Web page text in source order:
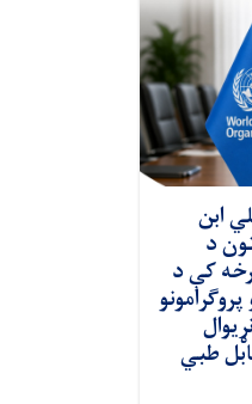
ابن
د
کې د
طبي